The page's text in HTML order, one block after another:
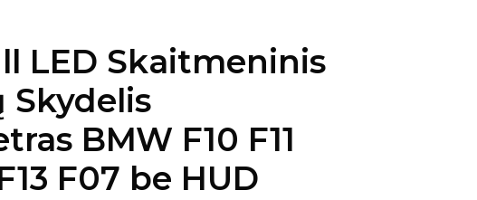
LED Skaitmeninis
Skydelis
BMW F10 F11
F07 be HUD